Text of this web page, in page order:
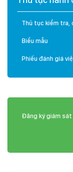
Thủ tục kiểm tra,
Biểu mẫu
Phiếu đánh giá
Đăng ký giám sát